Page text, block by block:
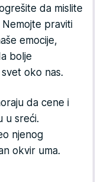
da mislite
praviti
emocije,
bolje
oko nas.
da cene i
u sreći.
njenog
okvir uma.